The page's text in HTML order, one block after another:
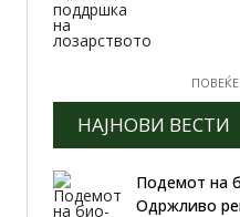
НАЈНОВИ ВЕСТИ
Подемот на
Одржливо